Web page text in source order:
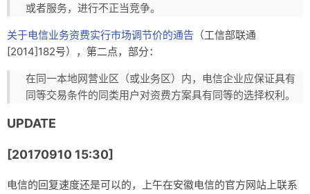
或者服务，进行不正当竞争。
关于电信业务资费实行市场调节价的通告 （工信部联通
[2014]182号），第二点，部分：
在同一本地网营业区（或业务区）内，电信企业应保证具有
同等交易条件的同类用户对资费方案具有同等的选择权利。
UPDATE
[20170910 15:30]
电信的回复速度还是可以的，上午在安徽电信的官方网站上联系